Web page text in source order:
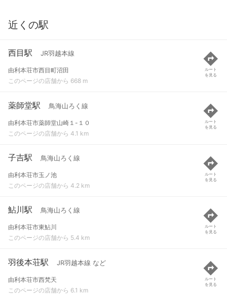
近くの駅
西目駅 JR羽越本線
由利本荘市西目町沼田
このページの店舗から 668 m
ルート
を見る
薬師堂駅 鳥海山ろく線
由利本荘市薬師堂山崎１-１０
このページの店舗から 4.1 km
ルート
を見る
子吉駅 鳥海山ろく線
由利本荘市玉ノ池
このページの店舗から 4.2 km
ルート
を見る
鮎川駅 鳥海山ろく線
由利本荘市東鮎川
このページの店舗から 5.4 km
ルート
を見る
羽後本荘駅 JR羽越本線 など
由利本荘市西梵天
このページの店舗から 6.1 km
ルート
を見る